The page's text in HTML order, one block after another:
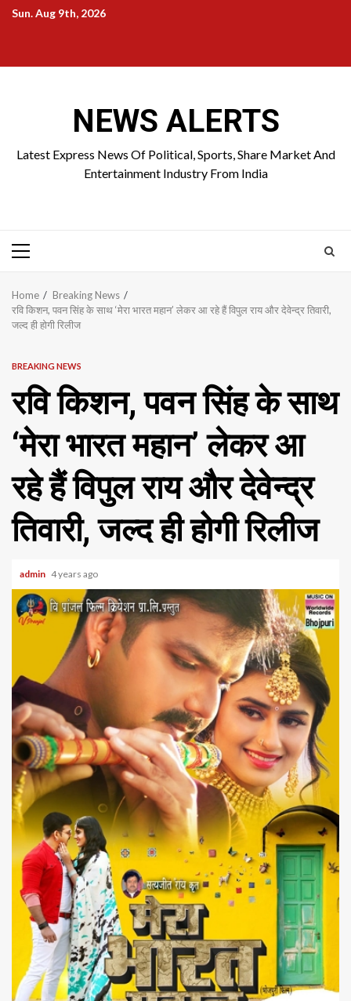
SkipSun. Aug 9th, 2026
NEWS ALERTS
Latest Express News Of Political, Sports, Share Market And
Entertainment Industry From India
Primary
Home
Breaking News
रवि किशन, पवन सिंह के साथ ‘मेरा भारत महान’ लेकर आ रहे हैं विपुल राय और देवेन्द्र तिवारी,
जल्द ही होगी रिलीज
BREAKING NEWS
रवि किशन, पवन सिंह के साथ
‘मेरा भारत महान’ लेकर आ
रहे हैं विपुल राय और देवेन्द्र
तिवारी, जल्द ही होगी रिलीज
admin 4 years ago